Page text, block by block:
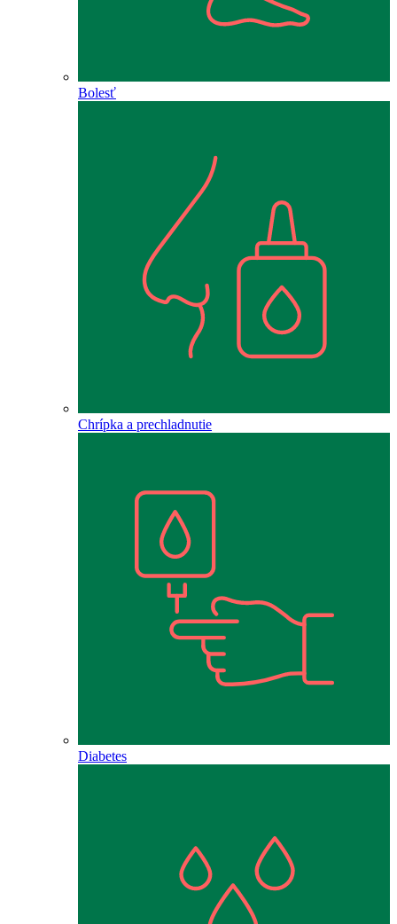
Bolesť
Chrípka a prechladnutie
Diabetes